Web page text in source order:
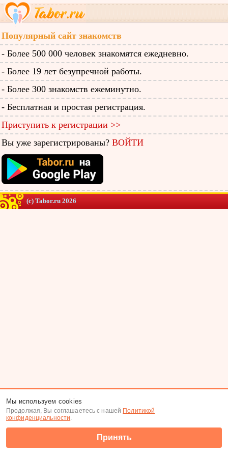
Популярный сайт знакомств
- Более 500 000 человек знакомятся ежедневно.
- Более 19 лет безупречной работы.
- Более 300 знакомств ежеминутно.
- Бесплатная и простая регистрация.
Приступить к регистрации >>
Вы уже зарегистрированы? ВОЙТИ
(c) Tabor.ru 2026
Мы используем cookies
Продолжая, Вы соглашаетесь с нашей Политикой
конфиденциальности.
Принять